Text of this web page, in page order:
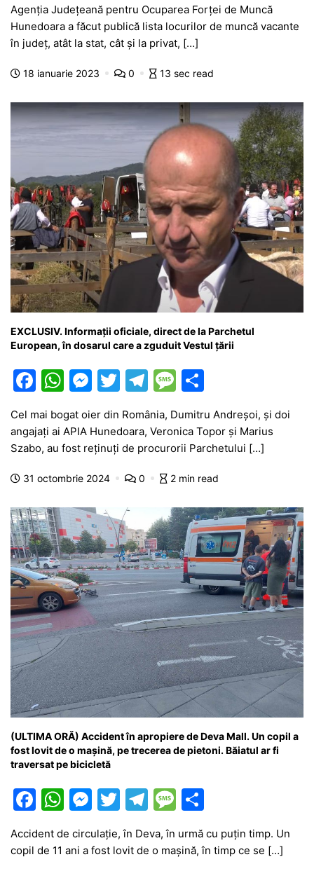
c
e
b
o
o
k
at
s
A
p
p
s
s
e
n
g
er
itt
er
e
gr
a
m
s
s
a
g
e
ta
a
z
ă
Agenția Județeană pentru Ocuparea Forței de Muncă
Hunedoara a făcut publică lista locurilor de muncă vacante
în județ, atât la stat, cât și la privat, […]
18 ianuarie 2023 0 13 sec read
EXCLUSIV. Informații oficiale, direct de la Parchetul
European, în dosarul care a zguduit Vestul țării
F
c
e
b
o
o
k
W
at
s
A
p
p
M
s
s
e
g
er
T
itt
er
T
e
gr
a
m
M
s
s
a
e
ta
je
a
z
ă
Cel mai bogat oier din România, Dumitru Andreșoi, și doi
angajați ai APIA Hunedoara, Veronica Topor și Marius
Szabo, au fost reținuți de procurorii Parchetului […]
31 octombrie 2024 0 2 min read
(ULTIMA ORĂ) Accident în apropiere de Deva Mall. Un copil a
fost lovit de o mașină, pe trecerea de pietoni. Băiatul ar fi
traversat pe bicicletă
F
c
W
at
M
s
T
itt
T
e
M
s ta
Accident de circulație, în Deva, în urmă cu puțin timp. Un
copil de 11 ani a fost lovit de o mașină, în timp ce se […]